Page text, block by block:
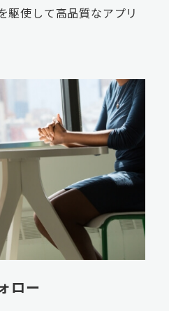
駆使して高品質なアプリ
ロー